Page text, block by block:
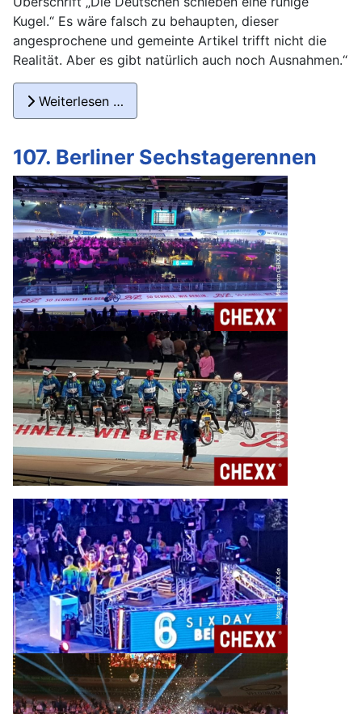
Kugel.“ Es wäre falsch zu behaupten, dieser
angesprochene und gemeinte Artikel trifft nicht die
Realität. Aber es gibt natürlich auch noch Ausnahmen.“
Weiterlesen …
107. Berliner Sechstagerennen